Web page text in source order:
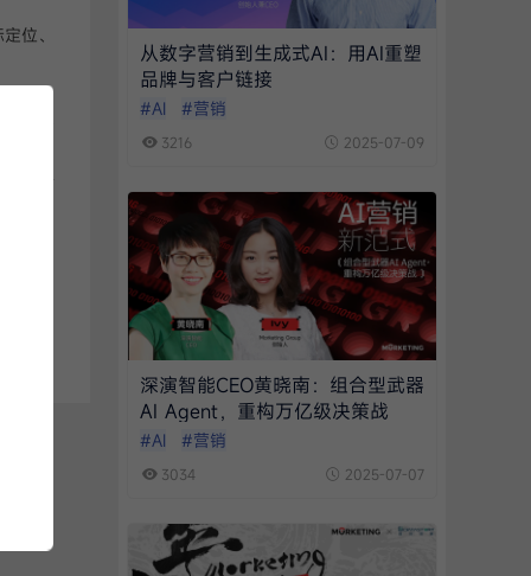
位、
行为
从数字营销到生成式AI：用AI重塑
品牌与客户链接
#AI #营销
3216 2025-07-09
深演智能CEO黄晓南：组合型武器
AI Agent，重构万亿级决策战
#AI #营销
3034 2025-07-07